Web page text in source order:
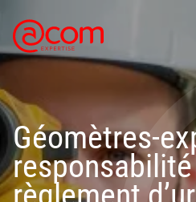
À
Nos
Nos
Géomètres-